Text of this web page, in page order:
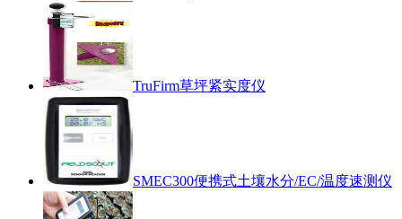
TruFirm草坪紧实度仪
SMEC300便携式土壤水分/EC/温度速测仪